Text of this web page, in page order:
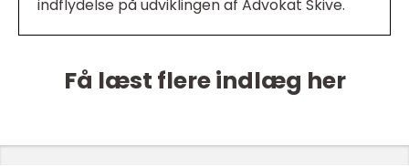
indflydelse på udviklingen af Advokat Skive.
Få læst flere indlæg her